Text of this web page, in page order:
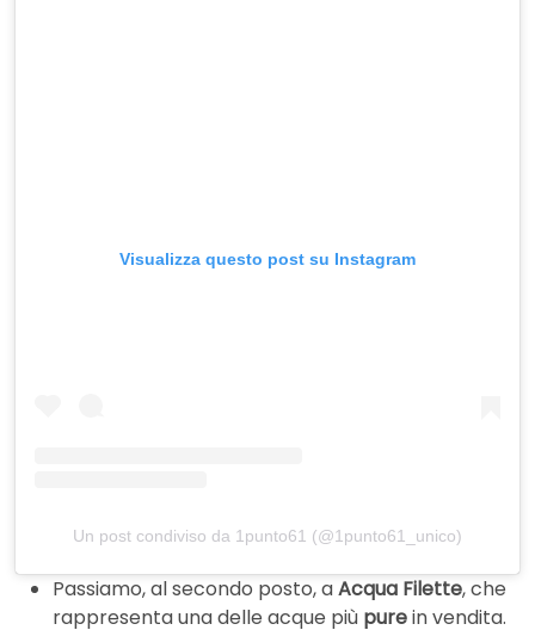
Visualizza questo post su Instagram
Un post condiviso da 1punto61 (@1punto61_unico)
Passiamo, al secondo posto, aAcqua Filette, che
rappresenta una delle acque più purein vendita.